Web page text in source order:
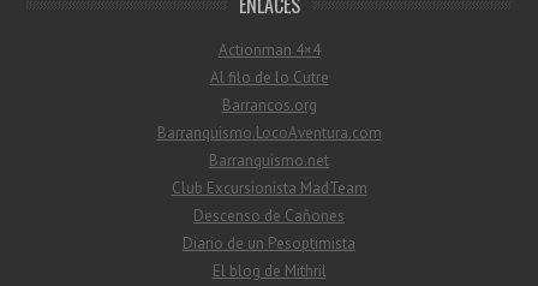
Actionman 4×4
Al filo de lo Cutre
Barrancos.org
Barranquismo.LocoAventura.com
Barranquismo.net
Club Excursionista MadTeam
Descenso de Cañones
Diario de un Pesoptimista
El blog de Mithril